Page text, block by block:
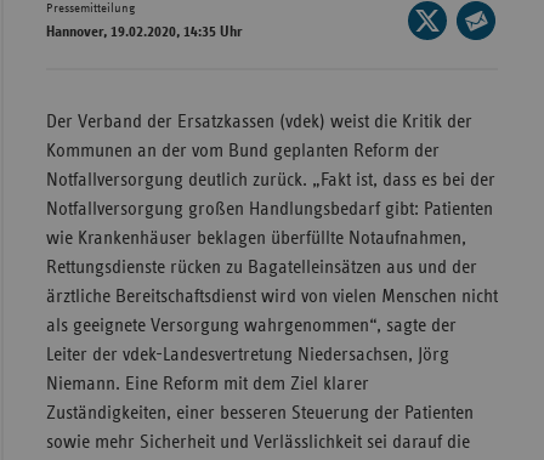
Pressemitteilung
Hannover, 19.02.2020, 14:35 Uhr
Seite
auf
teilen
Der Verband der Ersatzkassen (vdek) weist die Kritik der
Kommunen an der vom Bund geplanten Reform der
Notfallversorgung deutlich zurück. „Fakt ist, dass es bei der
Notfallversorgung großen Handlungsbedarf gibt: Patienten
wie Krankenhäuser beklagen überfüllte Notaufnahmen,
Rettungsdienste rücken zu Bagatelleinsätzen aus und der
ärztliche Bereitschaftsdienst wird von vielen Menschen nicht
als geeignete Versorgung wahrgenommen“, sagte der
Leiter der vdek-Landesvertretung Niedersachsen, Jörg
Niemann. Eine Reform mit dem Ziel klarer
Zuständigkeiten, einer besseren Steuerung der Patienten
sowie mehr Sicherheit und Verlässlichkeit sei darauf die